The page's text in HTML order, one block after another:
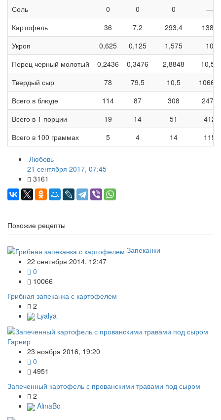
Соль
0 0 0
—
Картофель
36 7,2 293,4
1386
Укроп
0,625 0,125 1,575
10
Перец черный молотый
0,2436 0,3476 2,8848
10,52
Твердый сыр
78 79,5 10,5
1066,8
Всего в блюде
114 87 308
2473
Всего в 1 порции
19 14 51
412
Всего в 100 граммах
5 4 14 115
Любовь
21 сентября 2017, 07:45
3161
Похожие рецепты
Запеканки
22 сентября 2014, 12:47
0
10066
Грибная запеканка с картофелем
2
Lyalya
Гарнир
23 ноября 2016, 19:20
0
4951
Запеченный картофель с прованскими травами под сыром
2
AlinaBo